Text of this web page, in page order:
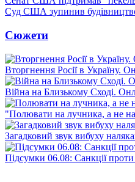
Суд США зупинив
Сюжети
Вторгнення Росії в Україну.
Війна на Близькому Сході.
"Полювати на лучника, а не на
Загадковий звук вибуху
Підсумки 06.08: Санкції